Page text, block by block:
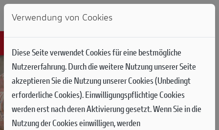
Verwendung von Cookies
Diese Seite verwendet Cookies für eine bestmögliche
Nutzererfahrung. Durch die weitere Nutzung unserer Seite
akzeptieren Sie die Nutzung unserer Cookies (Unbedingt
erforderliche Cookies). Einwilligungspflichtige Cookies
werden erst nach deren Aktivierung gesetzt. Wenn Sie in die
Nutzung der Cookies einwilligen, werden